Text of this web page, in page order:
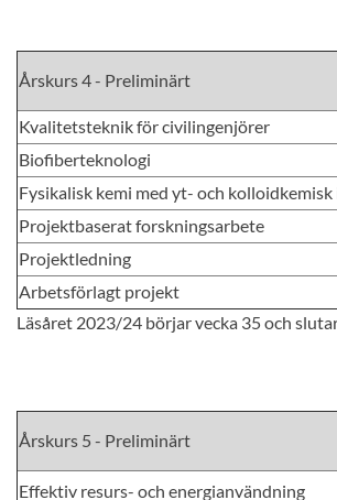
Årskurs 4 - Preliminärt
Kvalitetsteknik för civilingenjörer
Biofiberteknologi
Fysikalisk kemi med yt- och
Projektbaserat forskningsarbete
Projektledning
Arbetsförlagt projekt
Läsåret 2023/24 börjar vecka 35 och
Årskurs 5 - Preliminärt
Effektiv resurs- och energianvändning